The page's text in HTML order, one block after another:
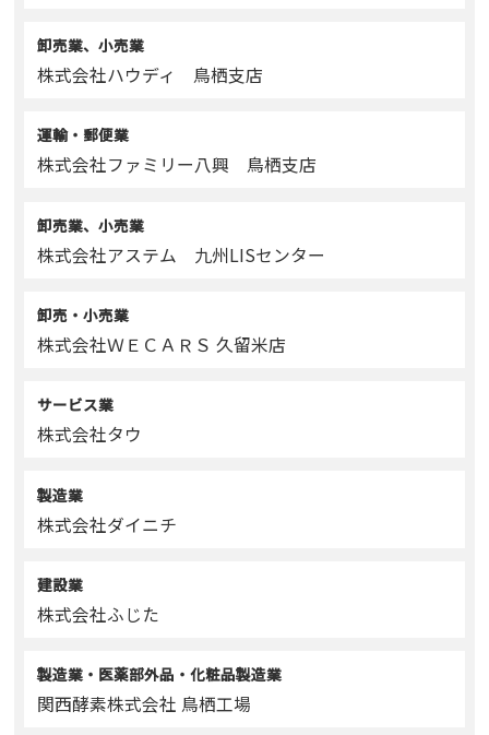
卸売業、小売業
株式会社ハウディ 鳥栖支店
運輸・郵便業
株式会社ファミリー八興 鳥栖支店
卸売業、小売業
株式会社アステム 九州LISセンター
卸売・小売業
株式会社ＷＥＣＡＲＳ 久留米店
サービス業
株式会社タウ
製造業
株式会社ダイニチ
建設業
株式会社ふじた
製造業・医薬部外品・化粧品製造業
関西酵素株式会社 鳥栖工場